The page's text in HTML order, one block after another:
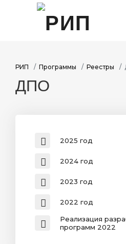
СОГЛАШЕНИЯ
МЕРОПРИЯТИЯ
РИП Программы Реестры
ДПО
2025 год
2024 год
2023 год
2022 год
Реализация
программ 2022